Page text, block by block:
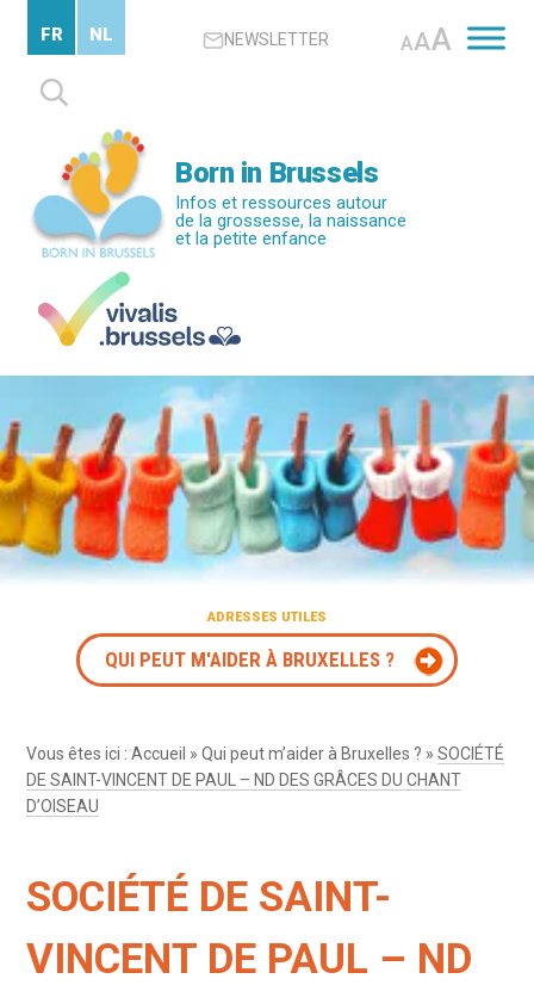
contenu
principal
NEWSLETTER AAA
Rechercher :
FR NL
Born in Brussels
Infos et ressources autour
de la grossesse, la naissance
et la petite enfance
ADRESSES UTILES
QUI PEUT M'AIDER À BRUXELLES ?
Vous êtes ici :Accueil »Qui peut m’aider à Bruxelles ? »SOCIÉTÉ
DE SAINT-VINCENT DE PAUL – ND DES GRÂCES DU CHANT
D’OISEAU
SOCIÉTÉ DE SAINT-
VINCENT DE PAUL – ND